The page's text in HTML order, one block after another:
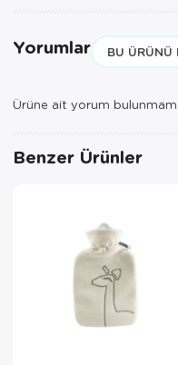
Yorumlar BU ÜRÜNÜ
Ürüne ait yorum
Benzer Ürünler